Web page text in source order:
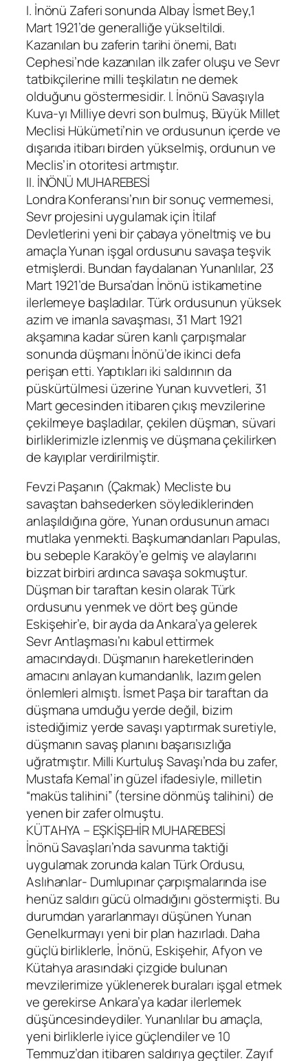
I. İnönü Zaferi sonunda Albay İsmet Bey,1
Mart 1921’de generalliğe yükseltildi.
Kazanılan bu zaferin tarihi önemi, Batı
Cephesi’nde kazanılan ilk zafer oluşu ve Sevr
tatbikçilerine milli teşkilatın ne demek
olduğunu göstermesidir. I. İnönü Savaşıyla
Kuva-yı Milliye devri son bulmuş, Büyük Millet
Meclisi Hükümeti’nin ve ordusunun içerde ve
dışarıda itibarı birden yükselmiş, ordunun ve
Meclis’in otoritesi artmıştır.
II. İNÖNÜ MUHAREBESİ
Londra Konferansı’nın bir sonuç vermemesi,
Sevr projesini uygulamak için İtilaf
Devletlerini yeni bir çabaya yöneltmiş ve bu
amaçla Yunan işgal ordusunu savaşa teşvik
etmişlerdi. Bundan faydalanan Yunanlılar, 23
Mart 1921’de Bursa’dan İnönü istikametine
ilerlemeye başladılar. Türk ordusunun yüksek
azim ve imanla savaşması, 31 Mart 1921
akşamına kadar süren kanlı çarpışmalar
sonunda düşmanı İnönü’de ikinci defa
perişan etti. Yaptıkları iki saldırının da
püskürtülmesi üzerine Yunan kuvvetleri, 31
Mart gecesinden itibaren çıkış mevzilerine
çekilmeye başladılar, çekilen düşman, süvari
birliklerimizle izlenmiş ve düşmana çekilirken
de kayıplar verdirilmiştir.
Fevzi Paşanın (Çakmak) Mecliste bu
savaştan bahsederken söylediklerinden
anlaşıldığına göre, Yunan ordusunun amacı
mutlaka yenmekti. Başkumandanları Papulas,
bu sebeple Karaköy’e gelmiş ve alaylarını
bizzat birbiri ardınca savaşa sokmuştur.
Düşman bir taraftan kesin olarak Türk
ordusunu yenmek ve dört beş günde
Eskişehir’e, bir ayda da Ankara’ya gelerek
Sevr Antlaşması’nı kabul ettirmek
amacındaydı. Düşmanın hareketlerinden
amacını anlayan kumandanlık, lazım gelen
önlemleri almıştı. İsmet Paşa bir taraftan da
düşmana umduğu yerde değil, bizim
istediğimiz yerde savaşı yaptırmak suretiyle,
düşmanın savaş planını başarısızlığa
uğratmıştır. Milli Kurtuluş Savaşı’nda bu zafer,
Mustafa Kemal’in güzel ifadesiyle, milletin
“maküs talihini” (tersine dönmüş talihini) de
yenen bir zafer olmuştu.
KÜTAHYA – EŞKİŞEHİR MUHAREBESİ
İnönü Savaşları’nda savunma taktiği
uygulamak zorunda kalan Türk Ordusu,
Aslıhanlar- Dumlupınar çarpışmalarında ise
henüz saldırı gücü olmadığını göstermişti. Bu
durumdan yararlanmayı düşünen Yunan
Genelkurmayı yeni bir plan hazırladı. Daha
güçlü birliklerle, İnönü, Eskişehir, Afyon ve
Kütahya arasındaki çizgide bulunan
mevzilerimize yüklenerek buraları işgal etmek
ve gerekirse Ankara’ya kadar ilerlemek
düşüncesindeydiler. Yunanlılar bu amaçla,
yeni birliklerle iyice güçlendiler ve 10
Temmuz’dan itibaren saldırıya geçtiler. Zayıf